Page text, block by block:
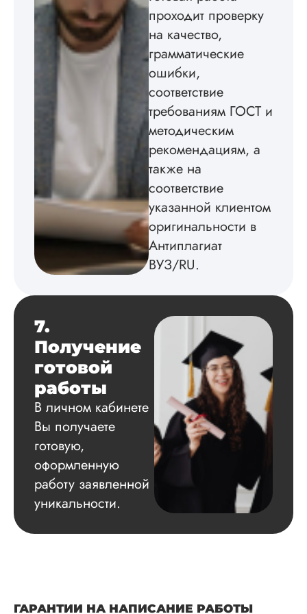
в соответствии с
методичкой. Автор
теме
без воды,
некоторые
изображения
пришлось
мне. Услугой
редактирования
Читать полный
проходит проверку
на качество,
грамматические
ошибки,
соответствие
требованиям ГОСТ и
методическим
рекомендациям, а
также на
соответствие
указанной клиентом
оригинальности в
Антиплагиат
ВУЗ/RU.
7.
Получение
готовой
работы
В личном кабинете
Вы получаете
готовую,
оформленную
работу заявленной
уникальности.
ГАРАНТИИ НА НАПИСАНИЕ РАБОТЫ